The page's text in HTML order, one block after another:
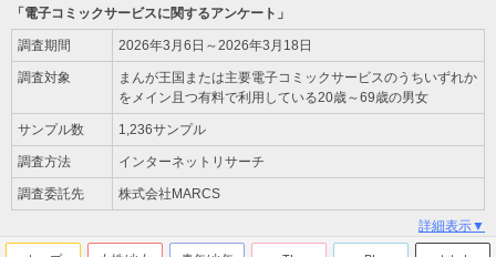
「電子コミックサービスに関するアンケート」
調査期間 2026年3月6日～2026年3月18日
調査対象
まんが王国または主要電子コミックサービスのうちいずれか
をメイン且つ有料で利用している20歳～69歳の男女
サンプル数 1,236サンプル
調査方法 インターネットリサーチ
調査委託先 株式会社MARCS
詳細表示▼